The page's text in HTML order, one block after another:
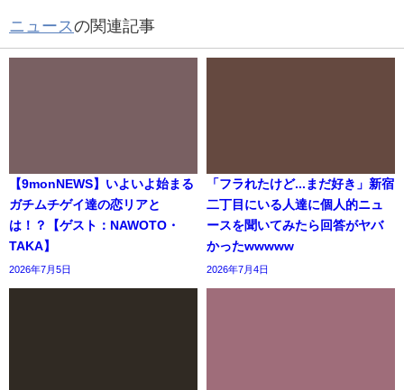
ニュースの関連記事
【9monNEWS】いよいよ始まる
ガチムチゲイ達の恋リアと
は！？【ゲスト：NAWOTO・
TAKA】
2026年7月5日
「フラれたけど...まだ好き」新宿
二丁目にいる人達に個人的ニュ
ースを聞いてみたら回答がヤバ
かったwwwww
2026年7月4日